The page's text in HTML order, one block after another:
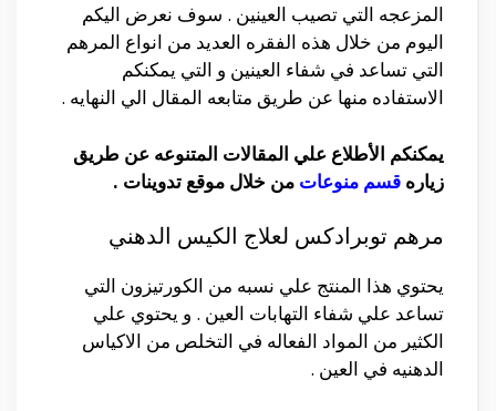
المزعجه التي تصيب العينين . سوف نعرض اليكم
اليوم من خلال هذه الفقره العديد من انواع المرهم
التي تساعد في شفاء العينين و التي يمكنكم
الاستفاده منها عن طريق متابعه المقال الي النهايه .
يمكنكم الأطلاع علي المقالات المتنوعه عن طريق
زياره قسم منوعات من خلال موقع تدوينات .
مرهم توبرادكس لعلاج الكيس الدهني
يحتوي هذا المنتج علي نسبه من الكورتيزون التي
تساعد علي شفاء التهابات العين . و يحتوي علي
الكثير من المواد الفعاله في التخلص من الاكياس
الدهنيه في العين .